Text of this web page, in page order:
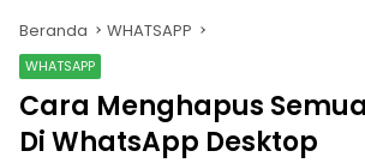
Beranda WHATSAPP
WHATSAPP
Cara Menghapus
Di WhatsApp Desktop